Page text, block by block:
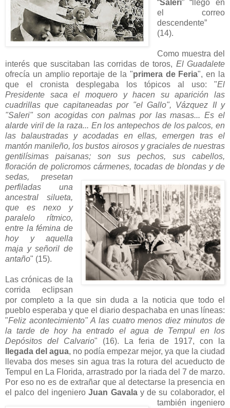
“Saleri” “llegó en
el correo
descendente”
(14).
Como muestra del
interés que suscitaban las corridas de toros, El Guadalete
ofrecía un amplio reportaje de la "primera de Feria", en la
que el cronista desplegaba los tópicos al uso: "El
Presidente saca el moquero y hacen su aparición las
cuadrillas que capitaneadas por "el Gallo", Vázquez II y
"Saleri" son acogidas con palmas por las masas... Es el
alarde viril de la raza... En los antepechos de los palcos, en
las balaustradas y acodadas en ellas, emergen tras el
mantón manileño, los bustos airosos y graciales de nuestras
gentilísimas paisanas; son sus pechos, sus cabellos,
floración de policromos cármenes, tocadas de blondas y de
sedas, presetan
perfiladas una
ancestral silueta,
que es nexo y
paralelo rítmico,
entre la fémina de
hoy y aquella
maja y señoril de
antaño" (15).
Las crónicas de la
corrida eclipsan
por completo a la que sin duda a la noticia que todo el
pueblo esperaba y que el diario despachaba en unas líneas:
"Feliz acontecimiento" A las cuatro menos diez minutos de
la tarde de hoy ha entrado el agua de Tempul en los
Depósitos del Calvario" (16). La feria de 1917, con la
llegada del agua, no podía empezar mejor, ya que la ciudad
llevaba dos meses sin agua tras la rotura del acueducto de
Tempul en La Florida, arrastrado por la riada del 7 de marzo.
Por eso no es de extrañar que al detectarse la presencia en
el palco del ingenieroJuan Gavalay desu colaborador, el
también ingeniero